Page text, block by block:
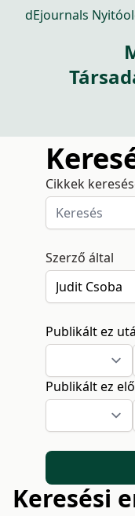
dEjournals
Cikkek
Szerző által
Publikált ez
Publikált ez
Keresési